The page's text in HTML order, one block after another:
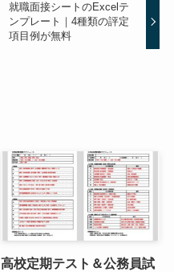
就職面接シートのExcelテ
ンプレート｜4種類の評定
項目例が無料
高校定期テスト＆公務員試